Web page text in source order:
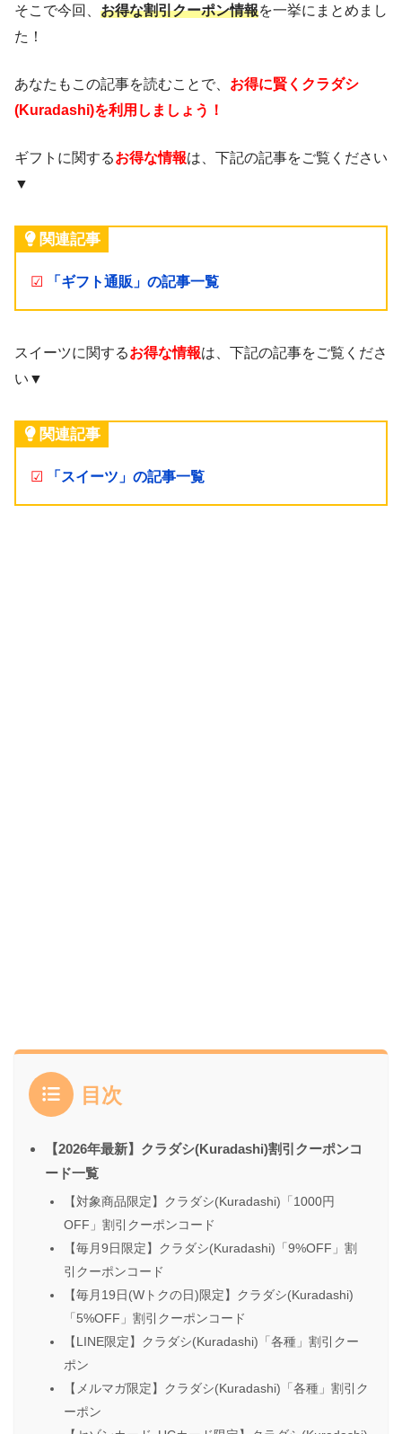
そこで今回、 お得な割引クーポン情報を一挙にまとめまし
た！
あなたもこの記事を読むことで、 お得に賢くクラダシ
(Kuradashi)を利用しましょう！
ギフトに関するお得な情報は、下記の記事をご覧ください
▼
関連記事
☑ 「ギフト通販」の記事一覧
スイーツに関するお得な情報は、下記の記事をご覧くださ
い▼
関連記事
☑ 「スイーツ」の記事一覧
目次
【2026年最新】クラダシ(Kuradashi)割引クーポンコ
ード一覧
【対象商品限定】クラダシ(Kuradashi)「1000円
OFF」割引クーポンコード
【毎月9日限定】クラダシ(Kuradashi)「9%OFF」割
引クーポンコード
【毎月19日(Wトクの日)限定】クラダシ(Kuradashi)
「5%OFF」割引クーポンコード
【LINE限定】クラダシ(Kuradashi)「各種」割引クー
ポン
【メルマガ限定】クラダシ(Kuradashi)「各種」割引ク
ーポン